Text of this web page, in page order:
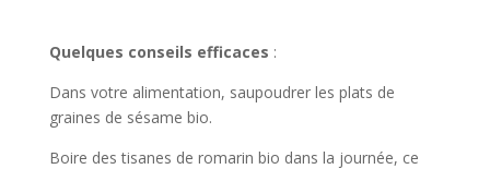
Quelques conseils efficaces :
Dans votre alimentation, saupoudrer les plats de
graines de sésame bio.
Boire des tisanes de romarin bio dans la journée, ce